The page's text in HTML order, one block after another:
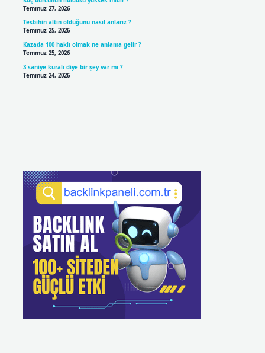
Temmuz 27, 2026
Tesbihin altın olduğunu nasıl anlarız ?
Temmuz 25, 2026
Kazada 100 haklı olmak ne anlama gelir ?
Temmuz 25, 2026
3 saniye kuralı diye bir şey var mı ?
Temmuz 24, 2026